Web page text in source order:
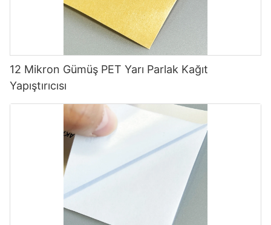
12 Mikron Gümüş PET Yarı Parlak Kağıt
Yapıştırıcısı